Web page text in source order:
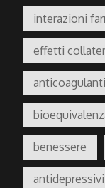
interazioni
effetti
anticoagulanti
benessere
antidepressivi